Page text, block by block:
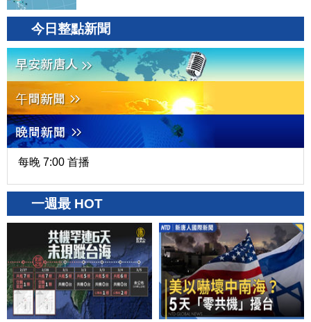
今日整點新聞
每晚 7:00 首播
一週最 HOT